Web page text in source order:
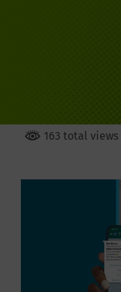
163 total views